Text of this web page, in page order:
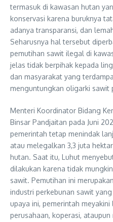
termasuk di kawasan hutan
konservasi karena buruknya
adanya transparansi, dan
Seharusnya hal tersebut
pemutihan sawit ilegal di
jelas tidak berpihak kepada
dan masyarakat yang
menguntungkan oligarki sawit
Menteri Koordinator Bidang
Binsar Pandjaitan pada Juni
pemerintah tetap menindak
atau melegalkan 3,3 juta
hutan. Saat itu, Luhut
dilakukan karena tidak
sawit. Pemutihan ini
industri perkebunan sawit
upaya ini, pemerintah
perusahaan, koperasi,